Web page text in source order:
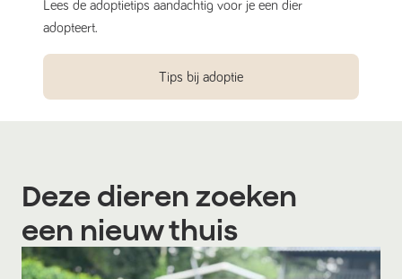
Lees de adoptietips aandachtig voor je een dier
adopteert.
Tips bij adoptie
Deze dieren zoeken
een nieuw thuis